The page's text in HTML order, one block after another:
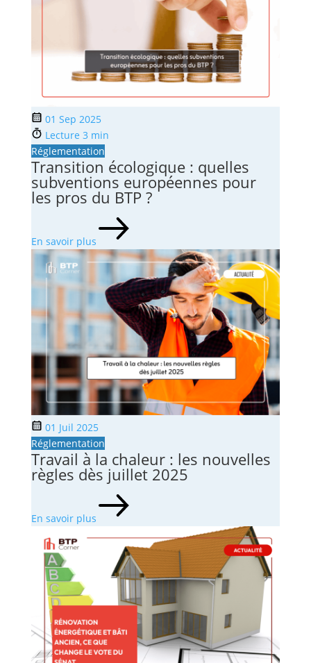
01 Sep 2025
Lecture 3 min
Réglementation
Transition écologique : quelles
subventions européennes pour
les pros du BTP ?
En savoir plus
01 Juil 2025
Réglementation
Travail à la chaleur : les nouvelles
règles dès juillet 2025
En savoir plus